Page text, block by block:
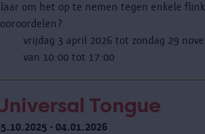
om het op te nemen tegen enkele
vrijdag 3 april 2026 tot zondag 29
van 10:00 tot 17:00
Tongue
- 04.01.2026